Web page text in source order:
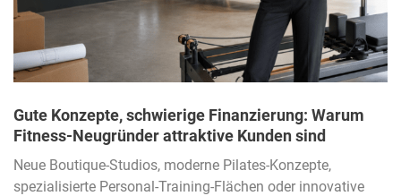
Gute Konzepte, schwierige Finanzierung: Warum
Fitness-Neugründer attraktive Kunden sind
Neue Boutique-Studios, moderne Pilates-Konzepte,
spezialisierte Personal-Training-Flächen oder innovative